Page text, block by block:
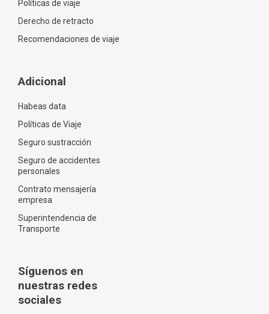
Políticas de viaje
Derecho de retracto
Recomendaciones de viaje
Adicional
Habeas data
Políticas de Viaje
Seguro sustracción
Seguro de accidentes
personales
Contrato mensajería
empresa
Superintendencia de
Transporte
Síguenos en
nuestras redes
sociales